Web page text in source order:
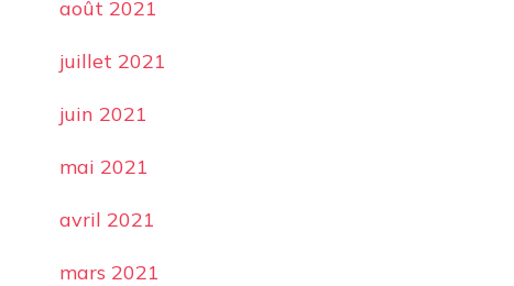
août 2021
juillet 2021
juin 2021
mai 2021
avril 2021
mars 2021